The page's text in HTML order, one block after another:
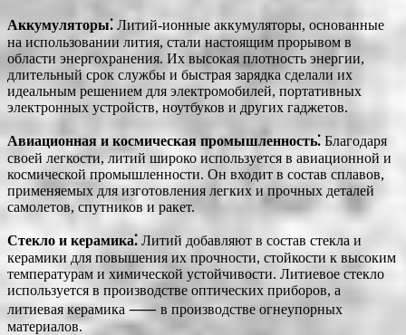
Аккумуляторы⁚ Литий-ионные аккумуляторы, основанные
на использовании лития, стали настоящим прорывом в
области энергохранения. Их высокая плотность энергии,
длительный срок службы и быстрая зарядка сделали их
идеальным решением для электромобилей, портативных
электронных устройств, ноутбуков и других гаджетов.
Авиационная и космическая промышленность⁚ Благодаря
своей легкости, литий широко используется в авиационной и
космической промышленности. Он входит в состав сплавов,
применяемых для изготовления легких и прочных деталей
самолетов, спутников и ракет.
Стекло и керамика⁚ Литий добавляют в состав стекла и
керамики для повышения их прочности, стойкости к высоким
температурам и химической устойчивости. Литиевое стекло
используется в производстве оптических приборов, а
литиевая керамика ⸺ в производстве огнеупорных
материалов.